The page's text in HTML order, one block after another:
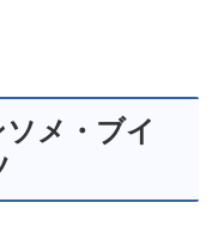
メ・ブイ